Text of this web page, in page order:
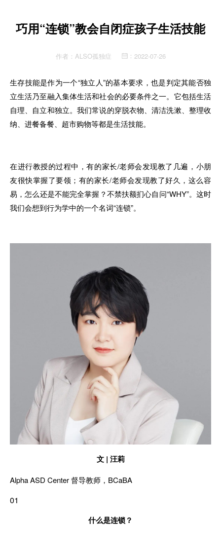
巧用“连锁”教会自闭症孩子生活技能
作者： ALSO孤独症 ： 2022-07-26
生存技能是作为一个“独立人”的基本要求，也是判定其能否独
立生活乃至融入集体生活和社会的必要条件之一。它包括生活
自理、自立和独立。我们常说的穿脱衣物、清洁洗漱、整理收
纳、进餐备餐、超市购物等都是生活技能。
在进行教授的过程中 ，有的家长/老师会发现教了几遍， 小朋
友很快掌握了要领；有的家长/老师会发现教了好久，这么容
易，怎么还是不能完全掌握？不禁扶额扪心自问“WHY”。 这时
我们会想到行为学中的一个名词“连锁”。
文 | 汪莉
Alpha ASD Center 督导教师，BCaBA
01
什么是连锁？